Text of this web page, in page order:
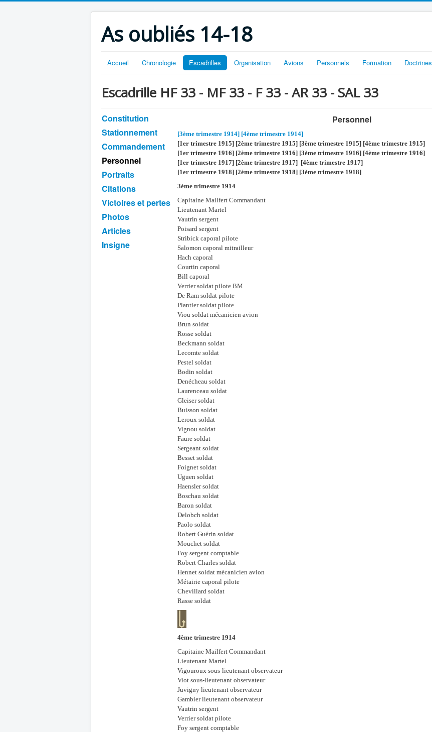
As oubliés 14-18
Accueil Chronologie Escadrilles Organisation Avions Personnels Formation Doctrines
Escadrille HF 33 - MF 33 - F 33 - AR 33 - SAL 33
Constitution
Stationnement
Commandement
Personnel
Portraits
Citations
Victoires et pertes
Photos
Articles
Insigne
Personnel
[3ème trimestre 1914] [4ème trimestre 1914]
[1er trimestre 1915] [2ème trimestre 1915] [3ème trimestre 1915] [4ème trimestre 1915]
[1er trimestre 1916] [2ème trimestre 1916] [3ème trimestre 1916] [4ème trimestre 1916]
[1er trimestre 1917] [2ème trimestre 1917] [4ème trimestre 1917]
[1er trimestre 1918] [2ème trimestre 1918] [3ème trimestre 1918]
3ème trimestre 1914
Capitaine Mailfert Commandant
Lieutenant Martel
Vautrin sergent
Poisard sergent
Stribick caporal pilote
Salomon caporal mitrailleur
Hach caporal
Courtin caporal
Bill caporal
Verrier soldat pilote BM
De Ram soldat pilote
Plantier soldat pilote
Viou soldat mécanicien avion
Brun soldat
Rosse soldat
Beckmann soldat
Lecomte soldat
Pestel soldat
Bodin soldat
Denécheau soldat
Laurenceau soldat
Gleiser soldat
Buisson soldat
Leroux soldat
Vignou soldat
Faure soldat
Sergeant soldat
Besset soldat
Foignet soldat
Uguen soldat
Haensler soldat
Boschau soldat
Baron soldat
Delobch soldat
Paolo soldat
Robert Guérin soldat
Mouchet soldat
Foy sergent comptable
Robert Charles soldat
Hennet soldat mécanicien avion
Métairie caporal pilote
Chevillard soldat
Rasse soldat
4ème trimestre 1914
Capitaine Mailfert Commandant
Lieutenant Martel
Vigouroux sous-lieutenant observateur
Viot sous-lieutenant observateur
Juvigny lieutenant observateur
Gambier lieutenant observateur
Vautrin sergent
Verrier soldat pilote
Foy sergent comptable